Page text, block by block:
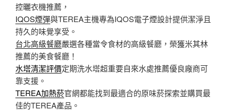
控曬衣機推薦，
IQOS煙彈與TEREA主機專為IQOS電子煙設計提供潔淨且
持久的味覺享受。
台北高級餐廳嚴選各種當令食材的高級餐廳，榮獲米其林
推薦的美食餐廳！
水塔清潔評價定期洗水塔超重要自來水處推薦優良廠商可
靠支援。
TEREA加熱菸官網都能找到最適合的原味菸探索並購買最
佳的TEREA產品。